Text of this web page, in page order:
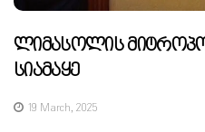
Ლიმასოლის
Სიამაყე
19 March, 2025